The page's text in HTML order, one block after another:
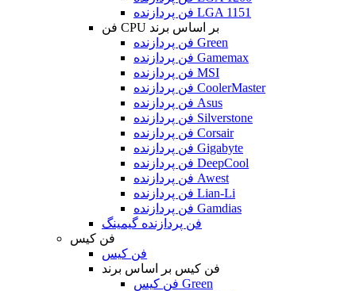
فن پردازنده LGA 1151
فن CPU بر اساس برند
فن پردازنده Green
فن پردازنده Gamemax
فن پردازنده MSI
فن پردازنده CoolerMaster
فن پردازنده Asus
فن پردازنده Silverstone
فن پردازنده Corsair
فن پردازنده Gigabyte
فن پردازنده DeepCool
فن پردازنده Awest
فن پردازنده Lian-Li
فن پردازنده Gamdias
فن پردازنده گیمینگ
فن کیس
فن کیس
فن کیس بر اساس برند
فن کیس Green